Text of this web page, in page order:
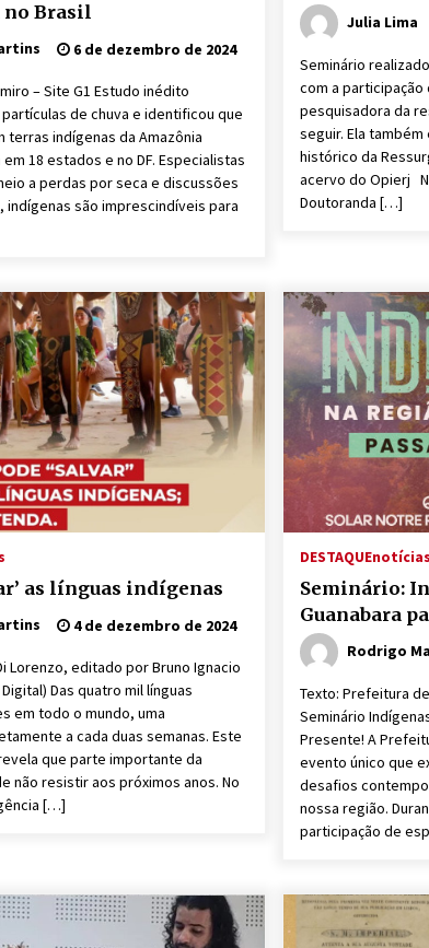
no Brasil
6 de dezembro de 2024
– Site G1 Estudo inédito
de chuva e identificou que
terras indígenas da Amazônia
18 estados e no DF. Especialistas
a perdas por seca e discussões
indígenas são imprescindíveis para
Julia Lima
Seminário
com a participação
pesquisadora da
seguir. Ela também
histórico da
acervo do Opierj
Doutoranda […]
as línguas indígenas
4 de dezembro de 2024
Lorenzo, editado por Bruno Ignacio
Das quatro mil línguas
em todo o mundo, uma
a cada duas semanas. Este
que parte importante da
não resistir aos próximos anos. No
[…]
DESTAQUEnotícias
Seminário:
Guanabara
Rodrigo
Texto: Prefeitura
Seminário
Presente! A
evento único que
desafios
nossa região.
participação de